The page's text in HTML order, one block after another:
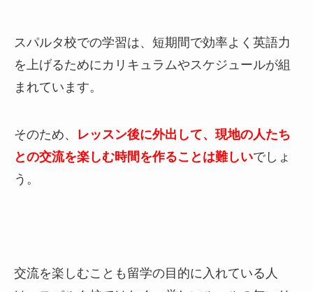
スパルタ校での学習は、短期間で効率よく英語力
を上げるためにカリキュラムやスケジュールが組
まれています。
そのため、 レッスン後に外出して、現地の人たち
との交流を楽しむ時間を作ることは難しいでしょ
う。
交流を楽しむことも留学の目的に入れている人